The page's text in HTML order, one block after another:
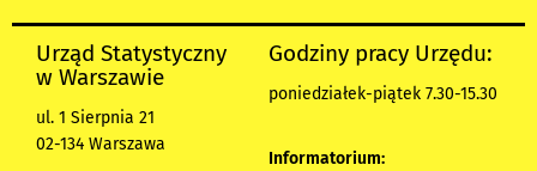
Urząd Statystyczny
w Warszawie
ul. 1 Sierpnia 21
02-134 Warszawa
Godziny pracy Urzędu:
poniedziałek-piątek 7.30-15.30
Informatorium: